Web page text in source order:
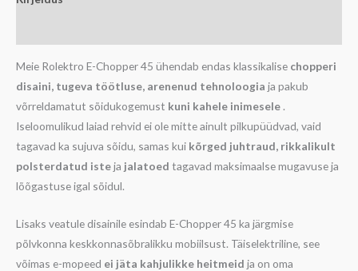
Meie Rolektro E-Chopper 45 ühendab endas klassikalise chopperi
disaini, tugeva töötluse, arenenud tehnoloogia ja pakub
võrreldamatut sõidukogemust kuni kahele inimesele .
Iseloomulikud laiad rehvid ei ole mitte ainult pilkupüüdvad, vaid
tagavad ka sujuva sõidu, samas kui kõrged juhtraud, rikkalikult
polsterdatud isteja jalatoed tagavad maksimaalse mugavuse ja
lõõgastuse igal sõidul.
Lisaks veatule disainile esindab E-Chopper 45 ka järgmise
põlvkonna keskkonnasõbralikku mobiilsust. Täiselektriline, see
võimas e-mopeed ei jäta kahjulikke heitmeid ja on oma